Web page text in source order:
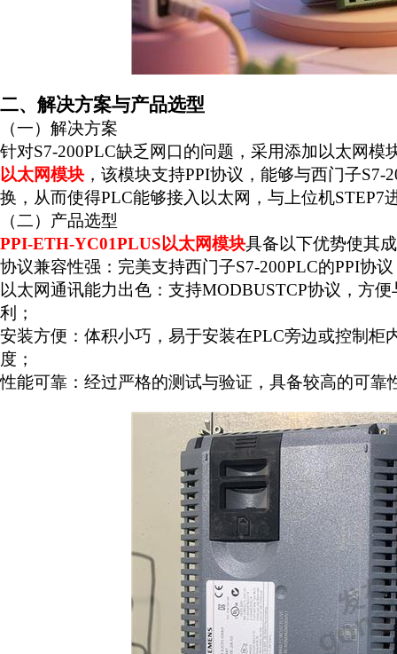
二、解决方案与产品选型
（一）解决方案
针对S7-200PLC缺乏网口的问题，采用添加以太网模
以太网模块，该模块支持PPI协议，能够与西门子S7-
换，从而使得PLC能够接入以太网，与上位机STEP7
（二）产品选型
PPI-ETH-YC01PLUS 以太网模块具备以下优势使其
协议兼容性强：完美支持西门子S7-200PLC的PPI协
以太网通讯能力出色：支持MODBUSTCP协议，方便
利；
安装方便：体积小巧，易于安装在PLC旁边或控制柜
度；
性能可靠：经过严格的测试与验证，具备较高的可